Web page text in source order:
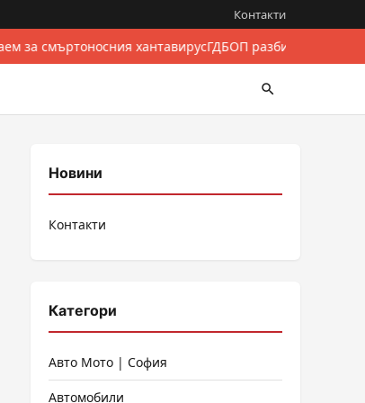
Контакти
за смъртоносния хантавирусГДБОП разби
Новини
Контакти
Категори
Авто Мото | София
Автомобили